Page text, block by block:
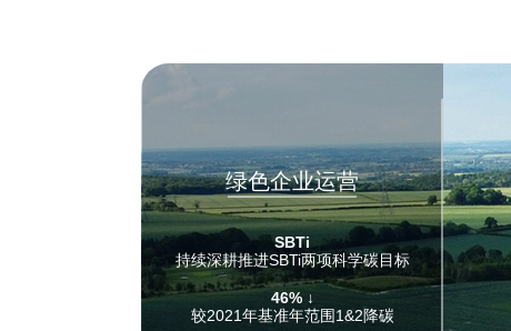
绿色企业运营
SBTi
持续深耕推进SBTi两项科学碳目标
46% ↓
较2021年基准年范围1&2降碳